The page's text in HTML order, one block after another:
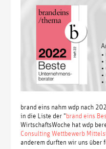
brand eins nahm wdp nach
in die Liste der "brand eins
WirtschaftsWoche hat wdp
Consulting Wettbewerb
anderem durften wir uns über